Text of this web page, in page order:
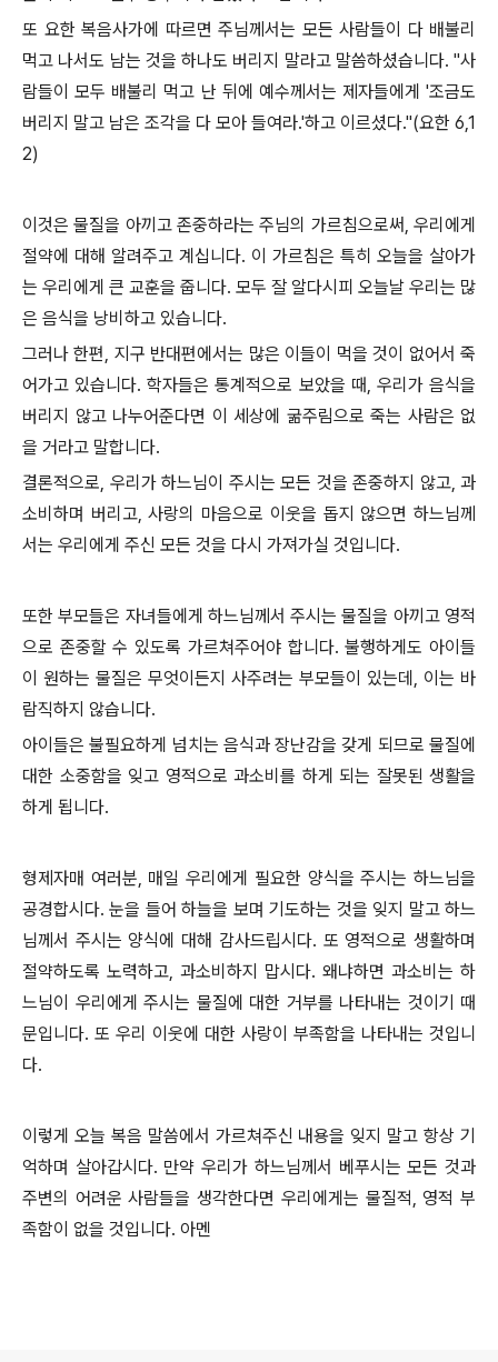
또 요한 복음사가에 따르면 주님께서는 모든 사람들이 다 배불리
먹고 나서도 남는 것을 하나도 버리지 말라고 말씀하셨습니다. "사
람들이 모두 배불리 먹고 난 뒤에 예수께서는 제자들에게 '조금도
버리지 말고 남은 조각을 다 모아 들여라.'하고 이르셨다."(요한 6,1
2)
이것은 물질을 아끼고 존중하라는 주님의 가르침으로써, 우리에게
절약에 대해 알려주고 계십니다. 이 가르침은 특히 오늘을 살아가
는 우리에게 큰 교훈을 줍니다. 모두 잘 알다시피 오늘날 우리는 많
은 음식을 낭비하고 있습니다.
그러나 한편, 지구 반대편에서는 많은 이들이 먹을 것이 없어서 죽
어가고 있습니다. 학자들은 통계적으로 보았을 때, 우리가 음식을
버리지 않고 나누어준다면 이 세상에 굶주림으로 죽는 사람은 없
을 거라고 말합니다.
결론적으로, 우리가 하느님이 주시는 모든 것을 존중하지 않고, 과
소비하며 버리고, 사랑의 마음으로 이웃을 돕지 않으면 하느님께
서는 우리에게 주신 모든 것을 다시 가져가실 것입니다.
또한 부모들은 자녀들에게 하느님께서 주시는 물질을 아끼고 영적
으로 존중할 수 있도록 가르쳐주어야 합니다. 불행하게도 아이들
이 원하는 물질은 무엇이든지 사주려는 부모들이 있는데, 이는 바
람직하지 않습니다.
아이들은 불필요하게 넘치는 음식과 장난감을 갖게 되므로 물질에
대한 소중함을 잊고 영적으로 과소비를 하게 되는 잘못된 생활을
하게 됩니다.
형제자매 여러분, 매일 우리에게 필요한 양식을 주시는 하느님을
공경합시다. 눈을 들어 하늘을 보며 기도하는 것을 잊지 말고 하느
님께서 주시는 양식에 대해 감사드립시다. 또 영적으로 생활하며
절약하도록 노력하고, 과소비하지 맙시다. 왜냐하면 과소비는 하
느님이 우리에게 주시는 물질에 대한 거부를 나타내는 것이기 때
문입니다. 또 우리 이웃에 대한 사랑이 부족함을 나타내는 것입니
다.
이렇게 오늘 복음 말씀에서 가르쳐주신 내용을 잊지 말고 항상 기
억하며 살아갑시다. 만약 우리가 하느님께서 베푸시는 모든 것과
주변의 어려운 사람들을 생각한다면 우리에게는 물질적, 영적 부
족함이 없을 것입니다. 아멘